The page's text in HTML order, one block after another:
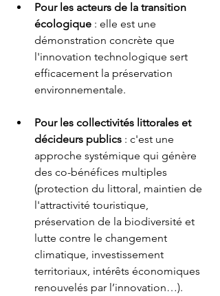
Pour les acteurs de la transition
écologique : elle est une
démonstration concrète que
l'innovation technologique sert
efficacement la préservation
environnementale.
Pour les collectivités littorales et
décideurs publics : c'est une
approche systémique qui génère
des co-bénéfices multiples
(protection du littoral, maintien de
l'attractivité touristique,
préservation de la biodiversité et
lutte contre le changement
climatique, investissement
territoriaux, intérêts économiques
renouvelés par l’innovation…).